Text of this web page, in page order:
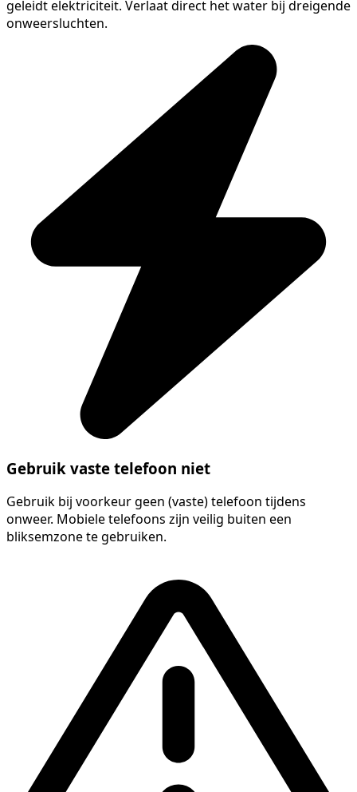
geleidt elektriciteit. Verlaat direct het water bij dreigende
onweersluchten.
Gebruik vaste telefoon niet
Gebruik bij voorkeur geen (vaste) telefoon tijdens
onweer. Mobiele telefoons zijn veilig buiten een
bliksemzone te gebruiken.